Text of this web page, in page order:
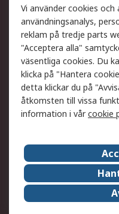
Ditt lokala säljteam
Support
Få hjälp
Leverans
Begär en
Betalningsalternativ
Om RS
Det juridiska
Jobba hos RS
Vi använder cookies
användningsanalys,
reklam på tredje parts
"Acceptera alla"
väsentliga cookies. Du
klicka på "Hantera
detta klickar du på
åtkomsten till vissa
information i vårcookie